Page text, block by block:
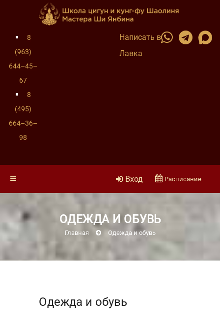
8
(963)
644–45–
67
8
(495)
664–36–
98
Написать в
Лавка
Вход Расписание
ОДЕЖДА И ОБУВЬ
Главная Одежда и обувь
Одежда и обувь